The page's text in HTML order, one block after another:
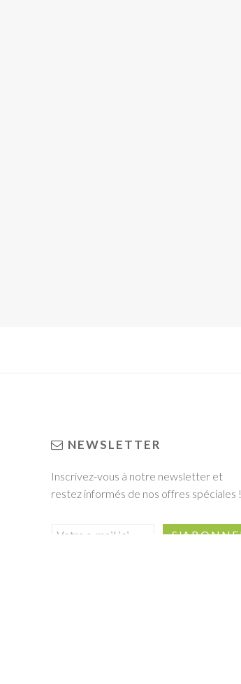
NEWSLETTER
Inscrivez-vous à notre newsletter et
restez informés de nos offres spéciales !